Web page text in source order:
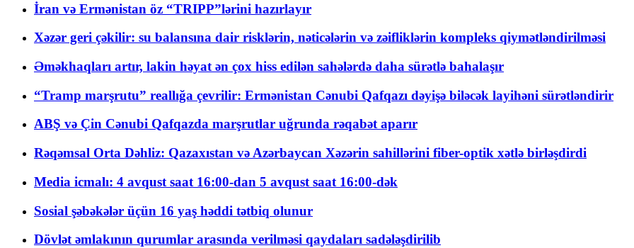
İran və Ermənistan öz “TRIPP”lərini hazırlayır
Xəzər geri çəkilir: su balansına dair risklərin, nəticələrin və zəifliklərin kompleks qiymətləndirilməsi
Əməkhaqları artır, lakin həyat ən çox hiss edilən sahələrdə daha sürətlə bahalaşır
“Tramp marşrutu” reallığa çevrilir: Ermənistan Cənubi Qafqazı dəyişə biləcək layihəni sürətləndirir
ABŞ və Çin Cənubi Qafqazda marşrutlar uğrunda rəqabət aparır
Rəqəmsal Orta Dəhliz: Qazaxıstan və Azərbaycan Xəzərin sahillərini fiber-optik xətlə birləşdirdi
Media icmalı: 4 avqust saat 16:00-dan 5 avqust saat 16:00-dək
Sosial şəbəkələr üçün 16 yaş həddi tətbiq olunur
Dövlət əmlakının qurumlar arasında verilməsi qaydaları sadələşdirilib